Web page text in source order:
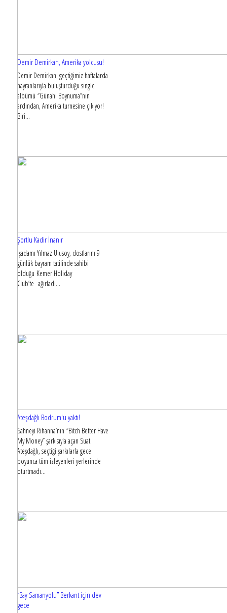
Demir Demirkan, Amerika yolcusu!
Demir Demirkan; geçtiğimiz haftalarda
hayranlarıyla buluşturduğu single
albümü “Günahı Boynuma”nın
ardından, Amerika turnesine çıkıyor!
Biri...
Şortlu Kadir İnanır
İşadamı Yılmaz Ulusoy, dostlarını 9
günlük bayram tatilinde sahibi
olduğu Kemer Holiday
Club’te ağırladı…
Ateşdağlı Bodrum'u yaktı!
Sahneyi Rihanna’nın “Bitch Better Have
My Money” şarkısıyla açan Suat
Ateşdağlı, seçtiği şarkılarla gece
boyunca tüm izleyenleri yerlerinde
oturtmadı...
“Bay Samanyolu” Berkant için dev
gece